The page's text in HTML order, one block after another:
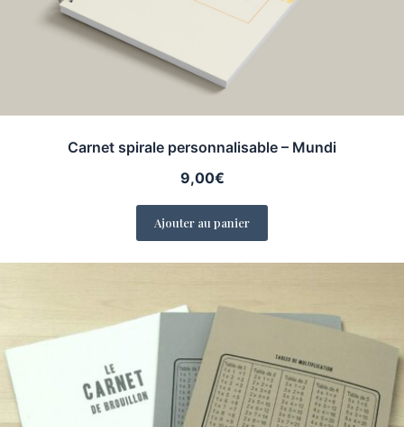
Carnet spirale personnalisable – Mundi
9,00€
Ajouter au panier